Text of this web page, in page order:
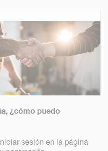
¿cómo puedo
sesión en la página